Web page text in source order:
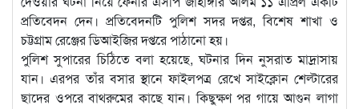
প্রতিবেদন দেন। প্রতিবেদনটি পুলিশ সদর দপ্তর, বিশেষ শাখা ও
চট্টগ্রাম রেঞ্জের ডিআইজির দপ্তরে পাঠানো হয়।
পুলিশ সুপারের চিঠিতে বলা হয়েছে, ঘটনার দিন নুসরাত মাদ্রাসায়
যান। এরপর তাঁর বসার স্থানে ফাইলপত্র রেখে সাইক্লোন শেল্টারের
ছাদের ওপরে বাথরুমের কাছে যান। কিছুক্ষণ পর গায়ে আগুন লাগা